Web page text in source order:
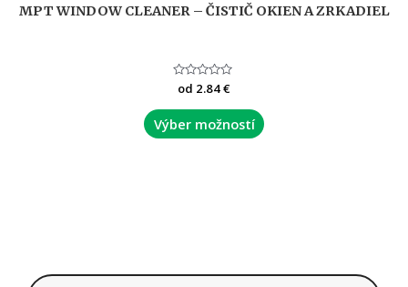
MPT WINDOW CLEANER – ČISTIČ OKIEN A ZRKADIEL
Hodnotenie
0
z
od 2.84€
Výber možností